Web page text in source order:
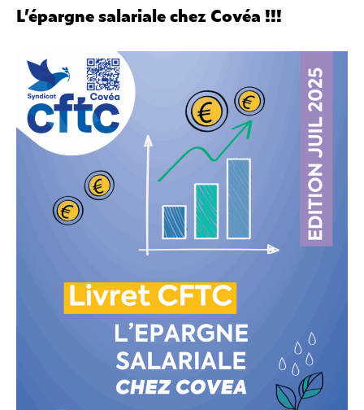
L’épargne salariale chez Covéa !!!